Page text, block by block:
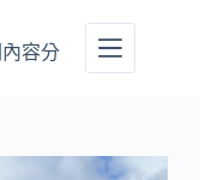
容分